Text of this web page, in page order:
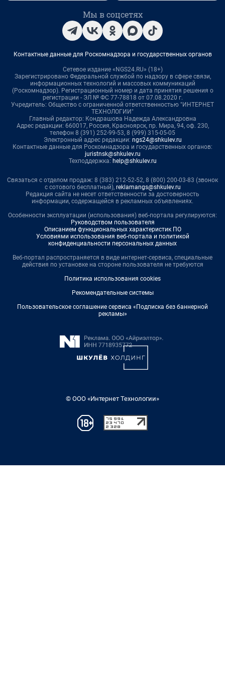
Мы в соцсетях
Контактные данные для Роскомнадзора и государственных органов
Сетевое издание «NGS24.RU» (18+)
Зарегистрировано Федеральной службой по надзору в сфере связи,
информационных технологий и массовых коммуникаций
(Роскомнадзор). Регистрационный номер и дата принятия решения о
регистрации - ЭЛ № ФС 77-78818 от 07.08.2020 г.
Учредитель: Общество с ограниченной ответственностью "ИНТЕРНЕТ
ТЕХНОЛОГИИ"
Главный редактор: Кондрашова Надежда Александровна
Адрес редакции: 660017, Россия, Красноярск, пр. Мира, 94, оф. 230,
телефон 8 (391) 252-99-53, 8 (999) 315-05-05
Электронный адрес редакции: ngs24@shkulev.ru
Контактные данные для Роскомнадзора и государственных органов:
juristnsk@shkulev.ru
Техподдержка: help@shkulev.ru
Связаться с отделом продаж: 8 (383) 212-52-52, 8 (800) 200-03-83 (звонок
с сотового бесплатный), reklamangs@shkulev.ru
Редакция сайта не несет ответственности за достоверность
информации, содержащейся в рекламных объявлениях.
Особенности эксплуатации (использования) веб-портала регулируются:
Руководством пользователя
Описанием функциональных характеристик ПО
Условиями использования веб-портала и политикой
конфиденциальности персональных данных
Веб-портал распространяется в виде интернет-сервиса, специальные
действия по установке на стороне пользователя не требуются
Политика использования cookies
Рекомендательные системы
Пользовательское соглашение сервиса «Подписка без баннерной
рекламы»
© ООО «Интернет Технологии»